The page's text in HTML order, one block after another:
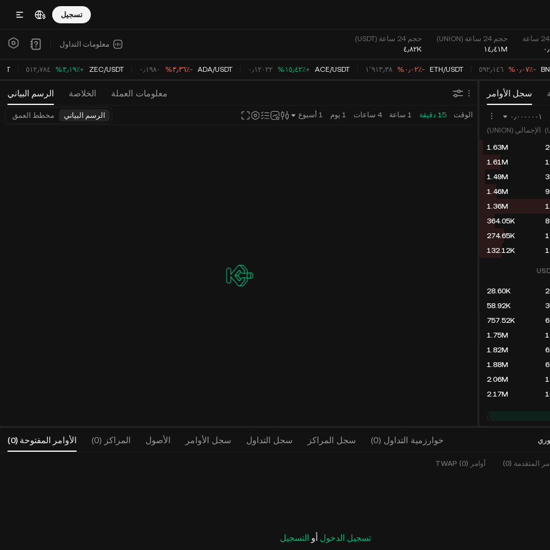
تسجيل
حجم 24 ساعة (UNION)
١٤٫٤١M
حجم 24 ساعة (USDT)
٤٫٨٢K
معلومات التداول
‮-‭٠٫٠٧٪؜‬%‬ ٥٩٢٫١٤٦ ETH/USDT ‮-‭٠٫٠٢٪؜‬%‬ ١٬٩١٣٫٣٨ ACE/USDT ‮+‭١٥٫٤٢٪؜‬%‬ ٠٫١٢٠٢٢ ADA/USDT ‮-‭٣٫٣٦٪؜‬%‬ ٠٫١٩٨٠ ZEC/USDT ‮+‭٣٫١٩٪؜‬%‬ ٥١٢٫٧٨٤
الرسم البياني الخلاصة معلومات العملة سجل الأوامر
الأوامر المفتوحة (
0
) المراكز (0) الأصول سجل الأوامر سجل التداول سجل المراكز خوارزمية التداول (
0
)
الوقت 15 دقيقة 1 ساعة 4 ساعات 1 يوم 1 أسبوع الرسم البياني مخطط العمق
٠٫٠٠٠٠٠٠١
الإجمالي (UNION)
1.63M
1.61M
1.49M
1.46M
1.36M
364.05K
274.65K
132.12K
28.60K
58.92K
757.52K
1.75M
1.82M
1.88M
2.06M
2.17M
المتقدمة (0) أوامر TWAP (0)
تسجيل الدخول أو التسجيل